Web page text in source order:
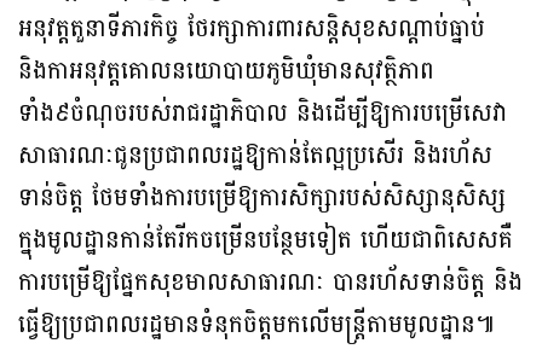
អនុវត្តតួនាទីភារកិច្ច ថែរក្សាការពារសន្តិសុខសណ្តាប់ធ្នាប់
និងកាអនុវត្តគោលនយោបាយភូមិឃុំមានសុវត្ថិភាព
ទាំង៩ចំណុចរបស់រាជរដ្ឋាភិបាល និងដើម្បីឱ្យការបម្រើសេវា
សាធារណៈជូនប្រជាពលរដ្ឋឱ្យកាន់តែល្អប្រសើរ និងរហ័ស
ទាន់ចិត្ត ថែមទាំងការបម្រើឱ្យការសិក្សារបស់សិស្សានុសិស្ស
ក្នុងមូលដ្ឋានកាន់តែរីកចម្រើនបន្ថែមទៀត ហើយជាពិសេសគឺ
ការបម្រើឱ្យផ្នែកសុខមាលសាធារណៈ បានរហ័សទាន់ចិត្ត និង
ធ្វើឱ្យប្រជាពលរដ្ឋមានទំនុកចិត្តមកលើមន្ត្រីតាមមូលដ្ឋាន៕